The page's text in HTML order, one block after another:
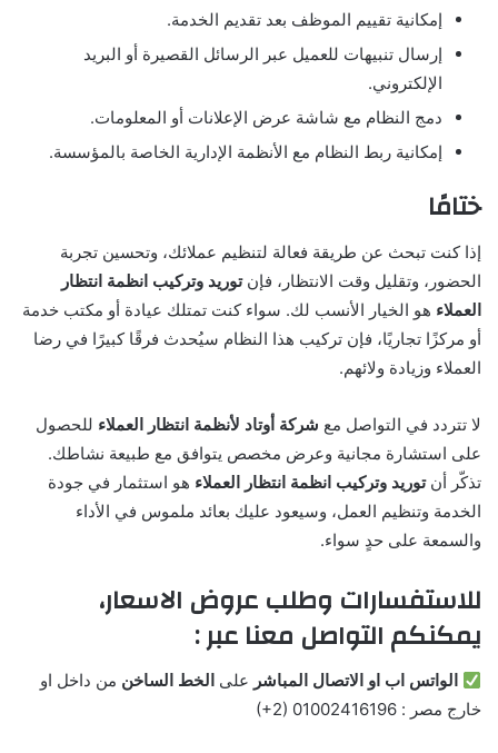
إمكانية تقييم الموظف بعد تقديم الخدمة.
إرسال تنبيهات للعميل عبر الرسائل القصيرة أو البريد
الإلكتروني.
دمج النظام مع شاشة عرض الإعلانات أو المعلومات.
إمكانية ربط النظام مع الأنظمة الإدارية الخاصة بالمؤسسة.
ختامًا
إذا كنت تبحث عن طريقة فعالة لتنظيم عملائك، وتحسين تجربة
الحضور، وتقليل وقت الانتظار، فإنتوريد وتركيب انظمة انتظار
العملاء هو الخيار الأنسب لك. سواء كنت تمتلك عيادة أو مكتب خدمة
أو مركزًا تجاريًا، فإن تركيب هذا النظام سيُحدث فرقًا كبيرًا في رضا
العملاء وزيادة ولائهم.
لا تتردد في التواصل مع شركة أوتاد لأنظمة انتظار العملاء للحصول
على استشارة مجانية وعرض مخصص يتوافق مع طبيعة نشاطك.
تذكّر أنتوريد وتركيب انظمة انتظار العملاء هو استثمار في جودة
الخدمة وتنظيم العمل، وسيعود عليك بعائد ملموس في الأداء
والسمعة على حدٍ سواء.
للاستفسارات وطلب عروض الاسعار،
يمكنكم التواصل معنا عبر :
الواتس اب او الاتصال المباشر على الخط الساخن من داخل او
خارج مصر : ‎(+2) 01002416196